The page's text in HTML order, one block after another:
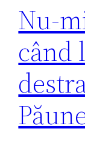
Nu-
când